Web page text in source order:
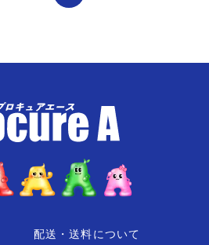
配送・送料について